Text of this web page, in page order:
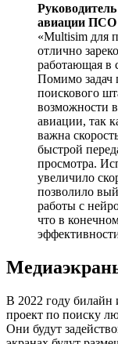
авиации ПСО
«Multisim для
отлично
работающая в
Помимо задач
поискового
возможности
авиации, так
важна
быстрой
просмотра.
увеличило
позволило
работы с
что в
В 2022 году билайн
проект по поиску
Они будут